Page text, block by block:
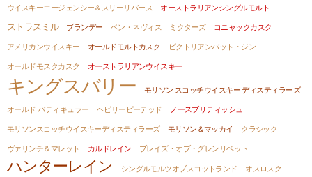
ウイスキーエージェンシー＆スリーリバース
オーストラリアンシングルモルト
ストラスミル ブランデー ベン・ネヴィス ミクターズ
コニャックカスク
アメリカンウイスキー
オールドモルトカスク
ビクトリアンバット・ジン
オールドモスクカスク
オーストラリアンウイスキー
キングスバリー
モリソン スコッチウイスキー ディスティラーズ
オールド パティキュラー
ヘビリーピーテッド
ノースブリティッシュ
モリソンスコッチウイスキーディスティラーズ
モリソン＆マッカイ
クラシック
ヴァリンチ＆マレット
カルドレイン ブレイズ・オブ・グレンリベット
ハンターレイン シングルモルツオブスコットランド
オスロスク